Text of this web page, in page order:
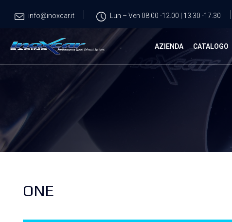
info@inoxcar.it Lun – Ven 08.00 -12.00 | 13.30 -17.30
AZIENDA CATALOGO
ONE